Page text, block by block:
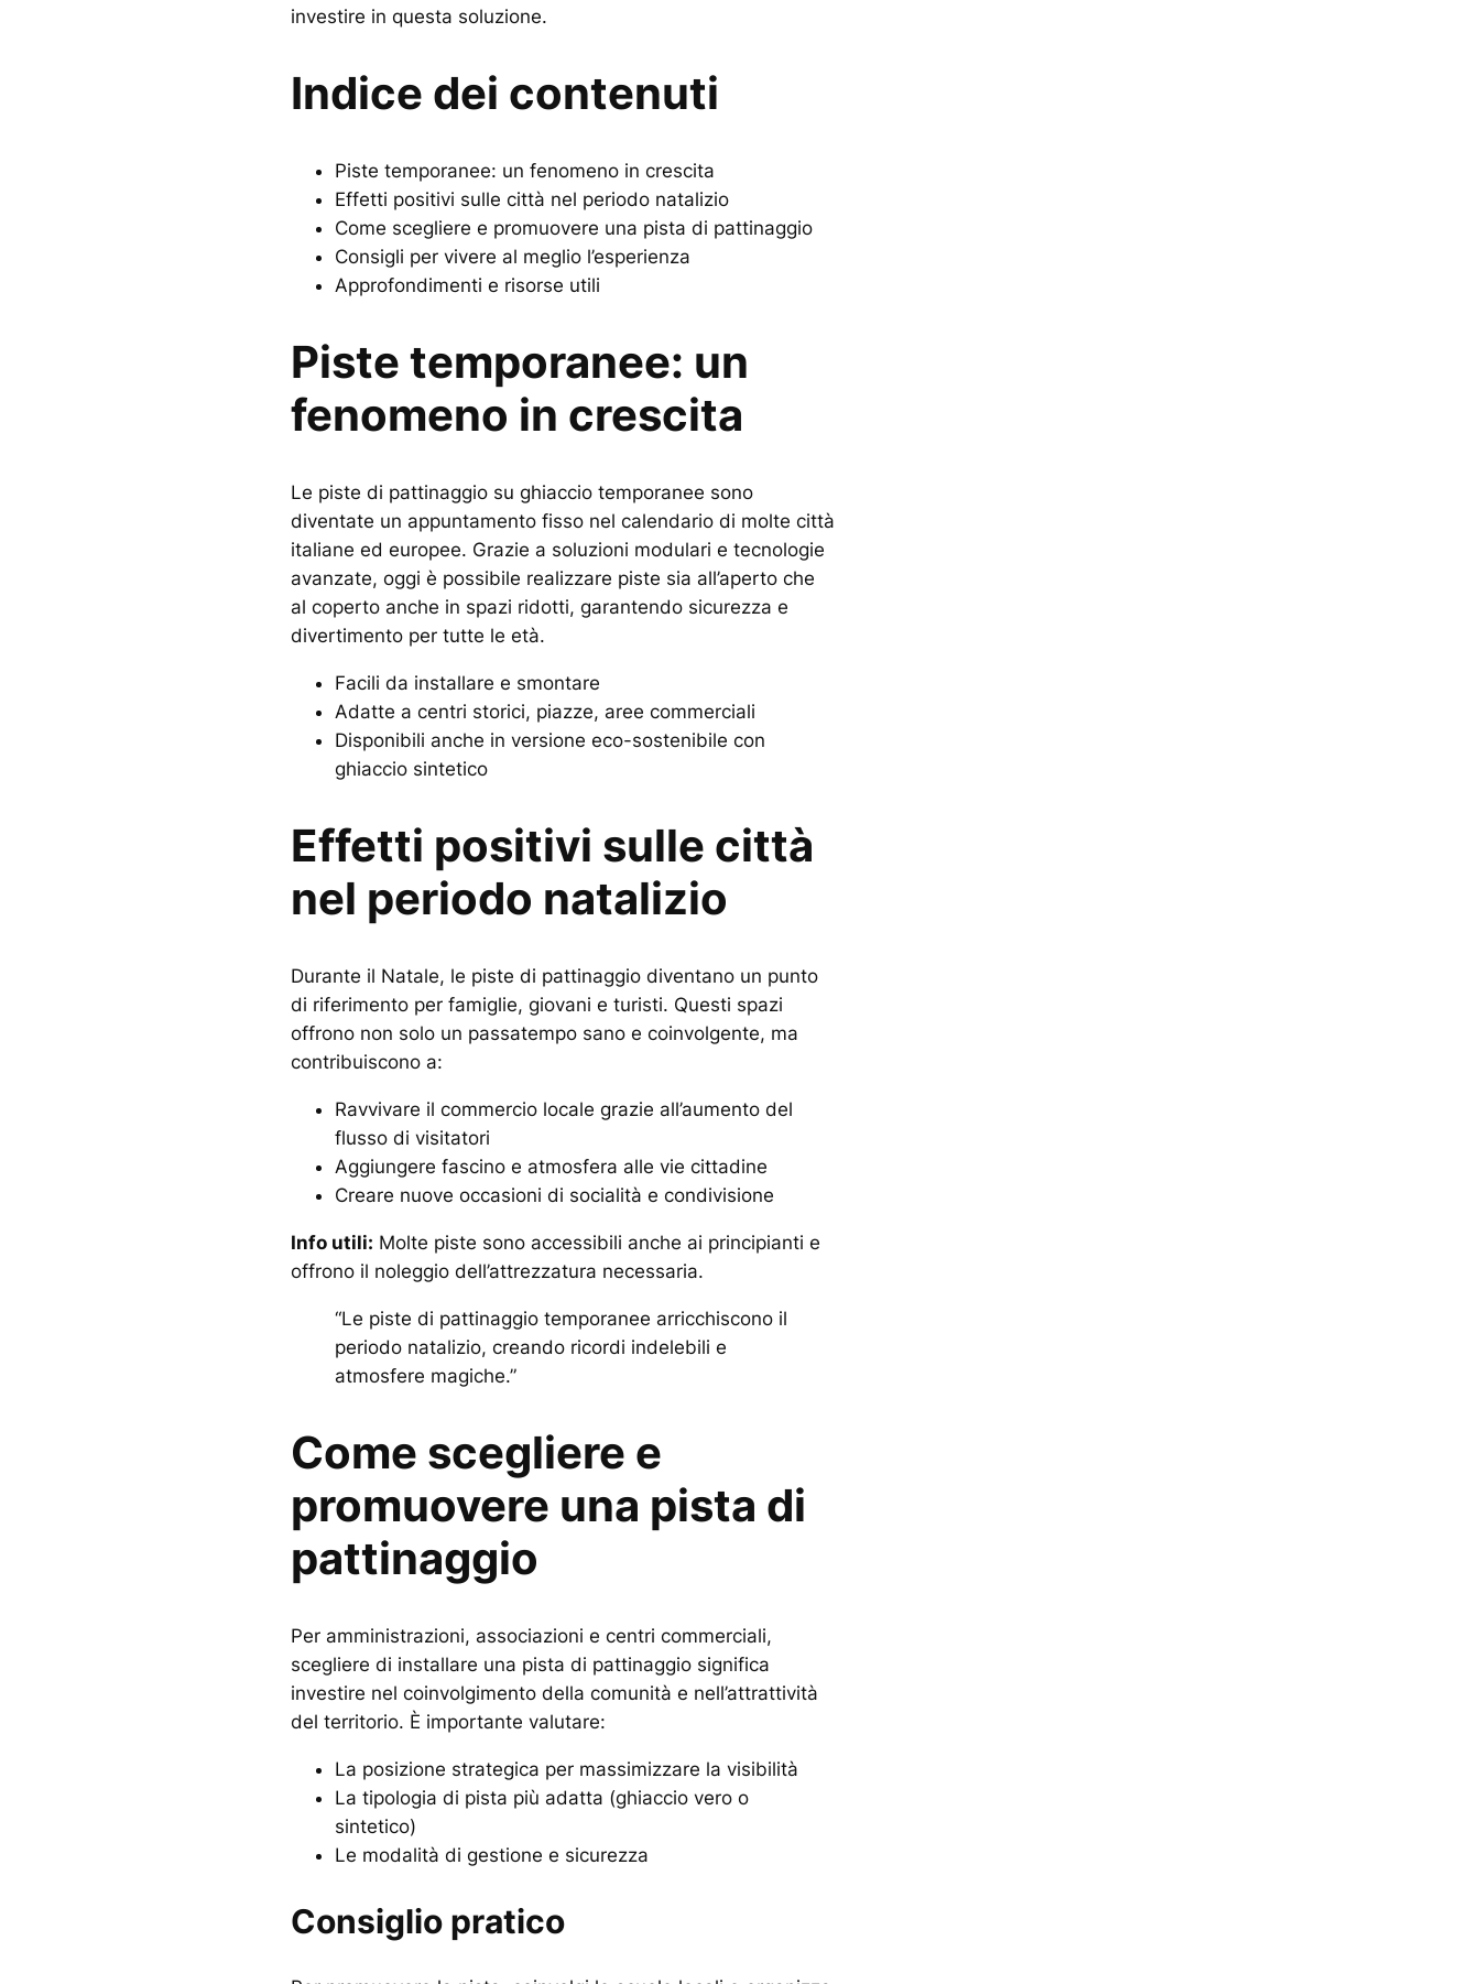
investire in questa soluzione.
Indice dei contenuti
Piste temporanee: un fenomeno in crescita
Effetti positivi sulle città nel periodo natalizio
Come scegliere e promuovere una pista di pattinaggio
Consigli per vivere al meglio l’esperienza
Approfondimenti e risorse utili
Piste temporanee: un
fenomeno in crescita
Le piste di pattinaggio su ghiaccio temporanee sono
diventate un appuntamento fisso nel calendario di molte città
italiane ed europee. Grazie a soluzioni modulari e tecnologie
avanzate, oggi è possibile realizzare piste sia all’aperto che
al coperto anche in spazi ridotti, garantendo sicurezza e
divertimento per tutte le età.
Facili da installare e smontare
Adatte a centri storici, piazze, aree commerciali
Disponibili anche in versione eco-sostenibile con
ghiaccio sintetico
Effetti positivi sulle città
nel periodo natalizio
Durante il Natale, le piste di pattinaggio diventano un punto
di riferimento per famiglie, giovani e turisti. Questi spazi
offrono non solo un passatempo sano e coinvolgente, ma
contribuiscono a:
Ravvivare il commercio locale grazie all’aumento del
flusso di visitatori
Aggiungere fascino e atmosfera alle vie cittadine
Creare nuove occasioni di socialità e condivisione
Info utili: Molte piste sono accessibili anche ai principianti e
offrono il noleggio dell’attrezzatura necessaria.
“Le piste di pattinaggio temporanee arricchiscono il
periodo natalizio, creando ricordi indelebili e
atmosfere magiche.”
Come scegliere e
promuovere una pista di
pattinaggio
Per amministrazioni, associazioni e centri commerciali,
scegliere di installare una pista di pattinaggio significa
investire nel coinvolgimento della comunità e nell’attrattività
del territorio. È importante valutare:
La posizione strategica per massimizzare la visibilità
La tipologia di pista più adatta (ghiaccio vero o
sintetico)
Le modalità di gestione e sicurezza
Consiglio pratico